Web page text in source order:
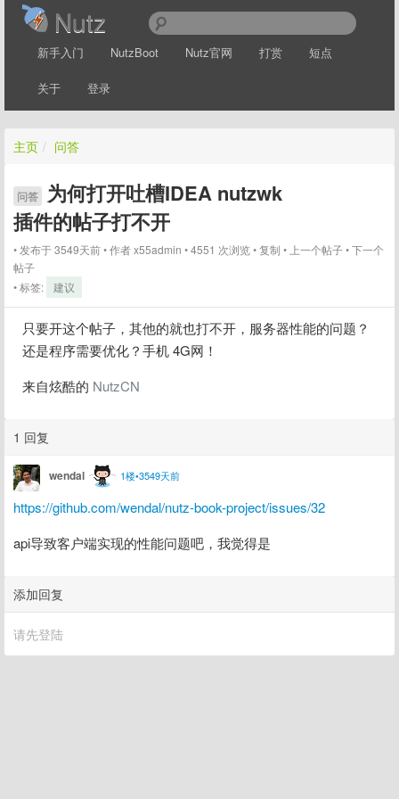
Nutz
新手入门 NutzBoot Nutz官网 打赏 短点
关于 登录
主页 / 问答
问答
为何打开吐槽IDEA nutzwk
插件的帖子打不开
发布于 3549天前 作者x55admin 4551 次浏览 复制 上一个帖子 下一个
帖子
标签:
建议
只要开这个帖子，其他的就也打不开，服务器性能的问题？
还是程序需要优化？手机 4G网！
来自炫酷的 NutzCN
1 回复
wendal 1楼•3549天前
https://github.com/wendal/nutz-book-project/issues/32
api导致客户端实现的性能问题吧，我觉得是
添加回复
请先登陆